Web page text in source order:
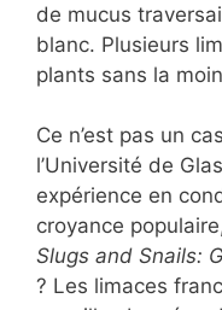
de mucus
blanc. Plusieurs
plants sans la
Ce n’est pas un
l’Université de
expérience en
croyance
Slugs and Snails:
? Les limaces